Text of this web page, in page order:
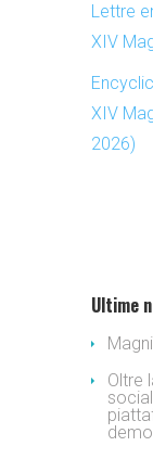
Lettre
XIV
XIV
2026)
Ultime
Oltre